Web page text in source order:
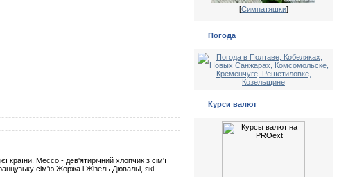
країни. Мессо - дев'ятирічний хлопчик з сім'ї
сім'ю Жоржа і Жізель Дювальі, які
[Симпатяшки]
Погода
Курси валют